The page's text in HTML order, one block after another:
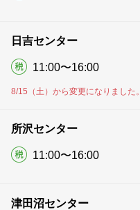
日吉センター
11:00〜16:00
8/15（土）から変更になりました。
所沢センター
11:00〜16:00
津田沼センター